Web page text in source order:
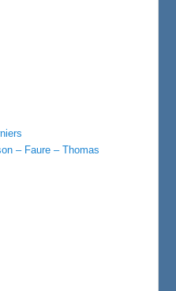
– Faure – Thomas